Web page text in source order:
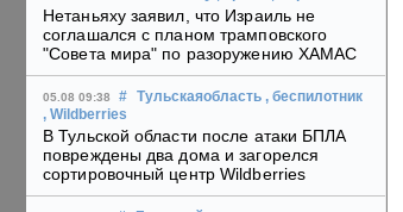
Нетаньяху заявил, что Израиль не
соглашался с планом трамповского
"Совета мира" по разоружению ХАМАС
05.08 09:38 # Тульскаяобласть , беспилотник
, Wildberries
В Тульской области после атаки БПЛА
повреждены два дома и загорелся
сортировочный центр Wildberries